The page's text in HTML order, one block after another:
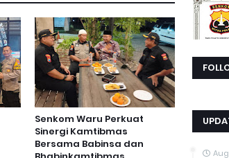
Senkom Waru Perkuat
Sinergi Kamtibmas
Bersama Babinsa dan